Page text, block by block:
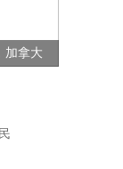
加拿大